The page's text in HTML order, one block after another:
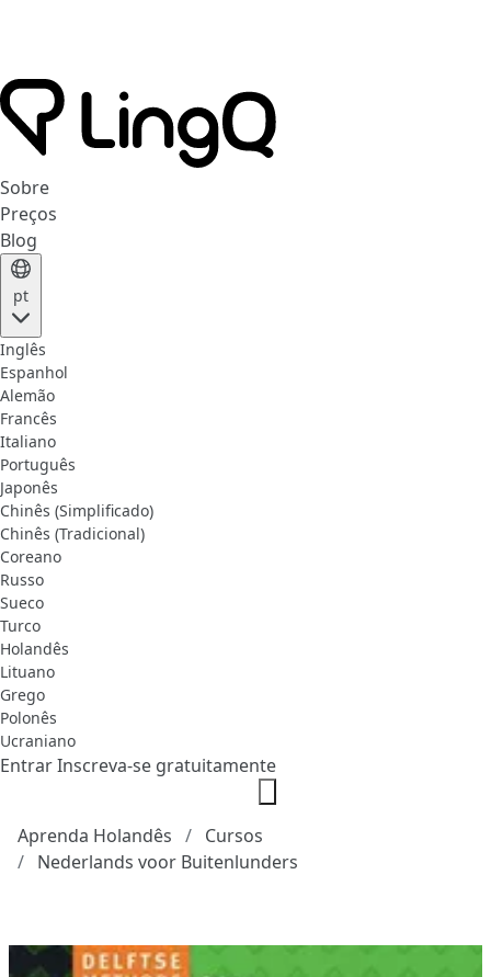
Sobre
Preços
Blog
pt
Inglês
Espanhol
Alemão
Francês
Italiano
Português
Japonês
Chinês (Simplificado)
Chinês (Tradicional)
Coreano
Russo
Sueco
Turco
Holandês
Lituano
Grego
Polonês
Ucraniano
EntrarInscreva-se gratuitamente
Aprenda Holandês
Cursos
Nederlands voor Buitenlunders